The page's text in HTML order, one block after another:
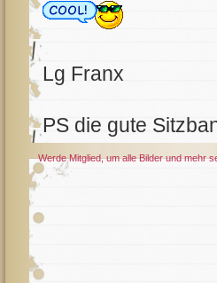
Lg Franx
PS die gute
Werde Mitglied, um alle Bilder und mehr